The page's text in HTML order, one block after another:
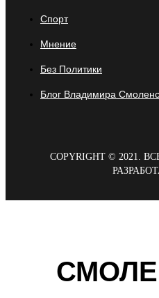
Спорт
Мнение
Без Политики
Блог Владимира
COPYRIGHT © 2021.